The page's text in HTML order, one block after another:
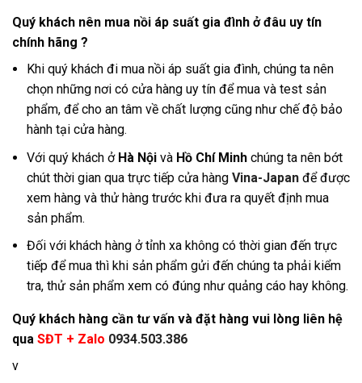
Quý khách nên mua nồi áp suất gia đình ở đâu uy tín
chính hãng ?
Khi quý khách đi mua nồi áp suất gia đình, chúng ta nên
chọn những nơi có cửa hàng uy tín để mua và test sản
phẩm, để cho an tâm về chất lượng cũng như chế độ bảo
hành tại cửa hàng.
Với quý khách ở Hà Nội và Hồ Chí Minh chúng ta nên bớt
chút thời gian qua trực tiếp cửa hàng Vina-Japan để được
xem hàng và thử hàng trước khi đưa ra quyết định mua
sản phẩm.
Đối với khách hàng ở tỉnh xa không có thời gian đến trực
tiếp để mua thì khi sản phẩm gửi đến chúng ta phải kiểm
tra, thử sản phẩm xem có đúng như quảng cáo hay không.
Quý khách hàng cần tư vấn và đặt hàng vui lòng liên hệ
qua SĐT + Zalo 0934.503.386
v